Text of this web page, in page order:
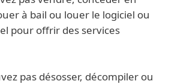
à bail ou louer le logiciel ou
pour offrir des services
pas désosser, décompiler ou